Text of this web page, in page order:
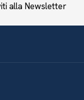
alla Newsletter